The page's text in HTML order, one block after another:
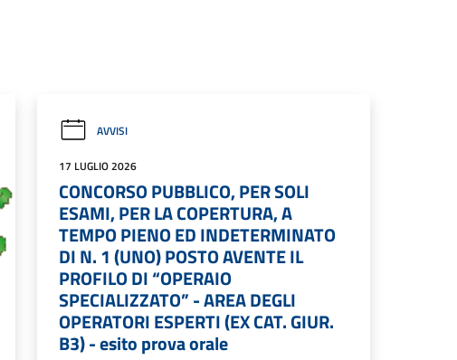
AVVISI
17 LUGLIO 2026
CONCORSO PUBBLICO, PER SOLI
ESAMI, PER LA COPERTURA, A
TEMPO PIENO ED INDETERMINATO
DI N. 1 (UNO) POSTO AVENTE IL
PROFILO DI “OPERAIO
SPECIALIZZATO” - AREA DEGLI
OPERATORI ESPERTI (EX CAT. GIUR.
B3) - esito prova orale